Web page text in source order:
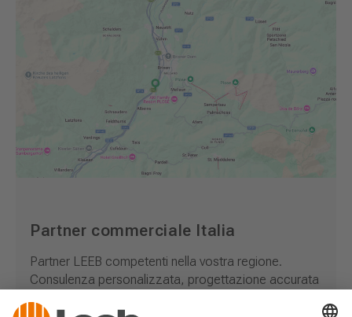
Partner commerciale Italia
Partner LEEB competenti nella vostra regione.
Consulenza personalizzata, progettazione accurata